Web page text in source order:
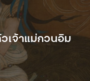
เจ้าแม่กวนอิม